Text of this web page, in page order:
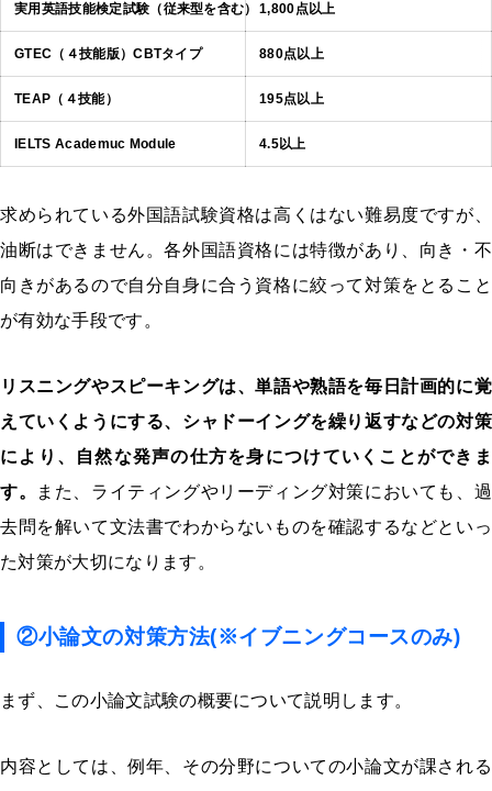
実用英語技能検定試験（従来型を含む） 1,800点以上
GTEC（４技能版）CBTタイプ 880点以上
TEAP（４技能） 195点以上
IELTS Academuc Module 4.5以上
求められている外国語試験資格は高くはない難易度ですが、
油断はできません。各外国語資格には特徴があり、向き・不
向きがあるので自分自身に合う資格に絞って対策をとること
が有効な手段です。
リスニングやスピーキングは、単語や熟語を毎日計画的に覚
えていくようにする、シャドーイングを繰り返すなどの対策
により、自然な発声の仕方を身につけていくことができま
す。
また、ライティングやリーディング対策においても、過
去問を解いて文法書でわからないものを確認するなどといっ
た対策が大切になります。
②小論文の対策方法(※イブニングコースのみ)
まず、この小論文試験の概要について説明します。
内容としては、例年、その分野についての小論文が課される